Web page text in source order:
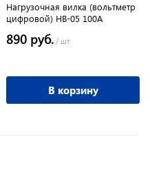
Нагрузочная вилка (вольтметр
цифровой) НВ-05 100А
890 руб. / шт
В корзину